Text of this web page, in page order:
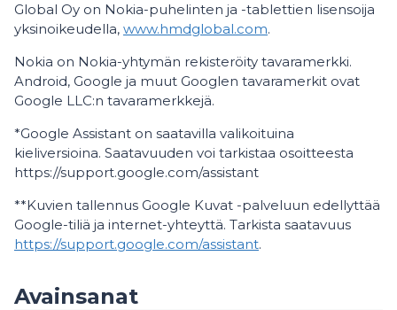
Global Oy on Nokia-puhelinten ja -tablettien lisensoija
yksinoikeudella, www.hmdglobal.com.
Nokia on Nokia-yhtymän rekisteröity tavaramerkki.
Android, Google ja muut Googlen tavaramerkit ovat
Google LLC:n tavaramerkkejä.
*Google Assistant on saatavilla valikoituina
kieliversioina. Saatavuuden voi tarkistaa osoitteesta
https://support.google.com/assistant
**Kuvien tallennus Google Kuvat -palveluun edellyttää
Google-tiliä ja internet-yhteyttä. Tarkista saatavuus
https://support.google.com/assistant.
Avainsanat